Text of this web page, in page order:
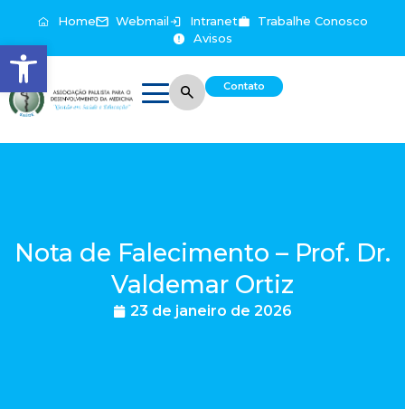
Abrir a barra de ferramentas
Home Webmail Intranet
Trabalhe Conosco
Avisos
Contato
Nota de Falecimento – Prof. Dr.
Valdemar Ortiz
23 de janeiro de 2026